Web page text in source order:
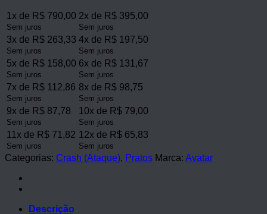
1x de R$ 790,00
Sem juros
2x de R$ 395,00
Sem juros
3x de R$ 263,33
Sem juros
4x de R$ 197,50
Sem juros
5x de R$ 158,00
Sem juros
6x de R$ 131,67
Sem juros
7x de R$ 112,86
Sem juros
8x de R$ 98,75
Sem juros
9x de R$ 87,78
Sem juros
10x de R$ 79,00
Sem juros
11x de R$ 71,82
Sem juros
12x de R$ 65,83
Sem juros
Categorias: Crash (Ataque), Pratos Marca: Avatar
Descrição